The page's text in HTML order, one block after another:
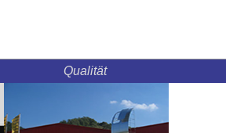
Qualität